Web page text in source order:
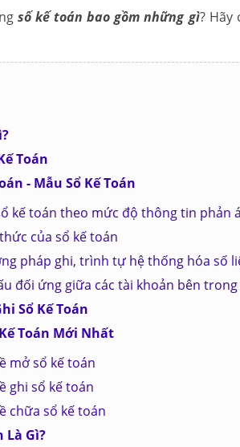
số kế toán bao gồm những gì? Hãy
Toán
- Mẫu Sổ Kế Toán
kế toán theo mức độ thông tin phản
của sổ kế toán
pháp ghi, trình tự hệ thống hóa số
đối ứng giữa các tài khoản bên trong
Sổ Kế Toán
Toán Mới Nhất
mở sổ kế toán
ghi sổ kế toán
chữa sổ kế toán
Là Gì?